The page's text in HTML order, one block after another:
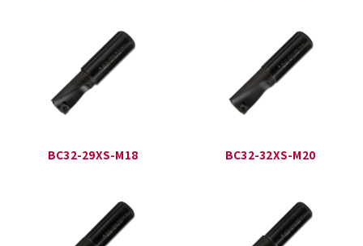
BC32-29XS-M18 BC32-32XS-M20